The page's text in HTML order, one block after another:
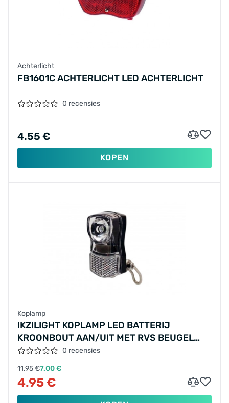
Achterlicht
FB1601C ACHTERLICHT LED ACHTERLICHT
0 recensies
4.55 €
KOPEN
Koplamp
IKZILIGHT KOPLAMP LED BATTERIJ
KROONBOUT AAN/UIT MET RVS BEUGEL
BULK
0 recensies
11.95 €7.00 €
4.95 €